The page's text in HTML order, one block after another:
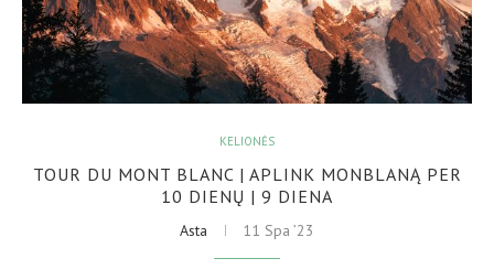
KELIONĖS
TOUR DU MONT BLANC | APLINK MONBLANĄ PER
10 DIENŲ | 9 DIENA
Asta 11 Spa ’23